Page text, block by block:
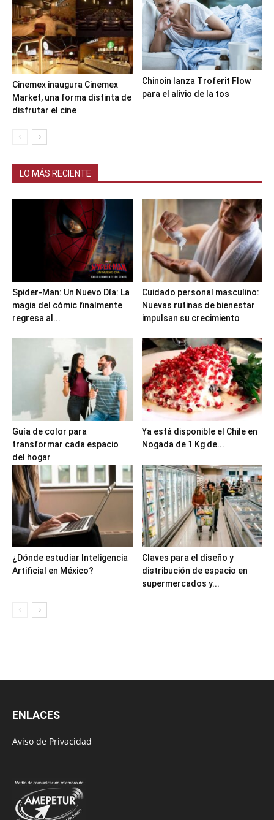
Cinemex inaugura Cinemex
Market, una forma distinta de
disfrutar el cine
Chinoin lanza Troferit Flow
para el alivio de la tos
LO MÁS RECIENTE
Spider-Man: Un Nuevo Día: La
magia del cómic finalmente
regresa al...
Cuidado personal masculino:
Nuevas rutinas de bienestar
impulsan su crecimiento
Guía de color para
transformar cada espacio
del hogar
Ya está disponible el Chile en
Nogada de 1 Kg de...
¿Dónde estudiar Inteligencia
Artificial en México?
Claves para el diseño y
distribución de espacio en
supermercados y...
ENLACES
Aviso de Privacidad